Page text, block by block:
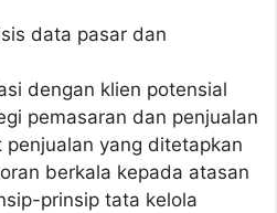
data pasar dan
dengan klien potensial
pemasaran dan penjualan
penjualan yang ditetapkan
berkala kepada atasan
prinsip tata kelola